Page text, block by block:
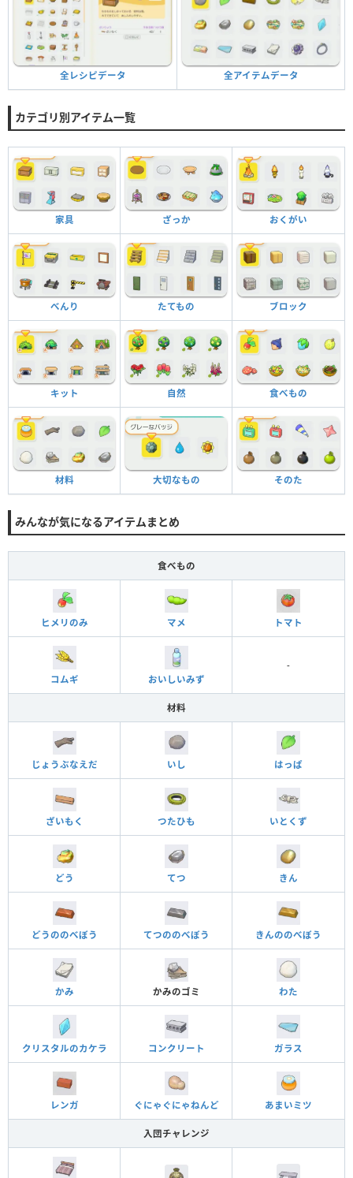
全レシピデータ 全アイテムデータ
カテゴリ別アイテム一覧
家具 ざっか おくがい
べんり たてもの ブロック
キット 自然 食べもの
材料 大切なもの そのた
みんなが気になるアイテムまとめ
食べもの
ヒメリのみ マメ トマト
コムギ おいしいみず
-
材料
じょうぶなえだ いし はっぱ
ざいもく つたひも いとくず
どう てつ きん
どうののべぼう てつののべぼう きんののべぼう
かみ かみのゴミ わた
クリスタルのカケラ コンクリート ガラス
レンガ ぐにゃぐにゃねんど あまいミツ
入団チャレンジ